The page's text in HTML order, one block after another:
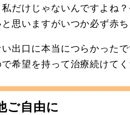
だけじゃないんですよね
思いますがいつか必ず赤
出口に本当につらかった
希望を持って治療続けてく
ご自由に